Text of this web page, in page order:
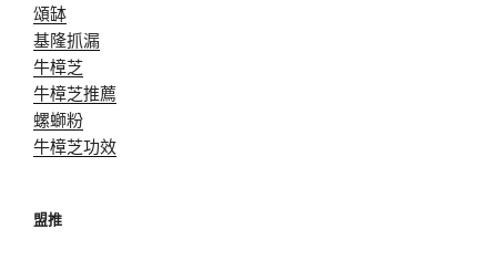
頌缽
基隆抓漏
牛樟芝
牛樟芝推薦
螺螄粉
牛樟芝功效
盟推